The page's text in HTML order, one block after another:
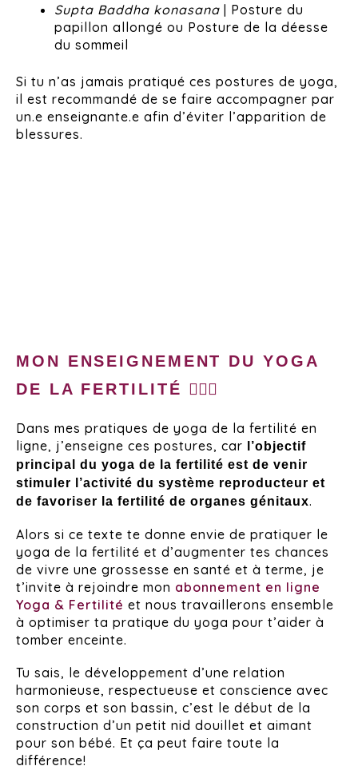
Supta Baddha konasana | Posture du
papillon allongé ou Posture de la déesse
du sommeil
Si tu n’as jamais pratiqué ces postures de yoga,
il est recommandé de se faire accompagner par
un.e enseignante.e afin d’éviter l’apparition de
blessures.
MON ENSEIGNEMENT DU YOGA
DE LA FERTILITÉ 🧘🏼‍♀️
Dans mes pratiques de yoga de la fertilité en
ligne, j’enseigne ces postures, car
l’objectif
principal du yoga de la fertilité est de venir
stimuler l’activité du système reproducteur et
de favoriser la fertilité de organes génitaux.
Alors si ce texte te donne envie de pratiquer le
yoga de la fertilité et d’augmenter tes chances
de vivre une grossesse en santé et à terme, je
t’invite à rejoindre mon abonnement en ligne
Yoga & Fertilité et nous travaillerons ensemble
à optimiser ta pratique du yoga pour t’aider à
tomber enceinte.
Tu sais, le développement d’une relation
harmonieuse, respectueuse et conscience avec
son corps et son bassin, c’est le début de la
construction d’un petit nid douillet et aimant
pour son bébé. Et ça peut faire toute la
différence!